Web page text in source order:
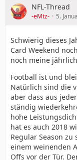
NFL-Thread
-eMtz- 5.
Schwierig dieses
Card Weekend
noch meine
Football ist und
Natürlich sind die
aber dass aus
ständig
hohe
hat es auch 2018
Regular Season
einem weinenden
Offs vor der Tür.